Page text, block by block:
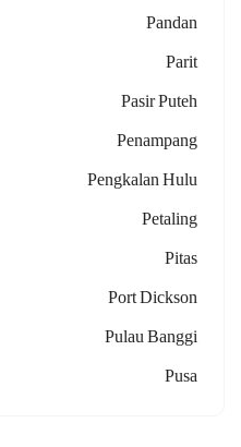
Pandan
Parit
Pasir Puteh
Penampang
Pengkalan Hulu
Petaling
Pitas
Port Dickson
Pulau Banggi
Pusa